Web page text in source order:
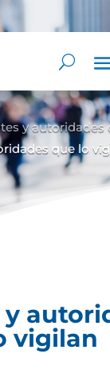
y autoridades
que lo
y
vigilan